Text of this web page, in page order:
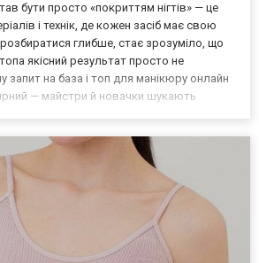
бути просто «покриттям нігтів» — це
і технік, де кожен засіб має свою
глибше, стає зрозуміло, що
якісний результат просто не
запит на база і топ для манікюру онлайн
— майстри й новачки шукають